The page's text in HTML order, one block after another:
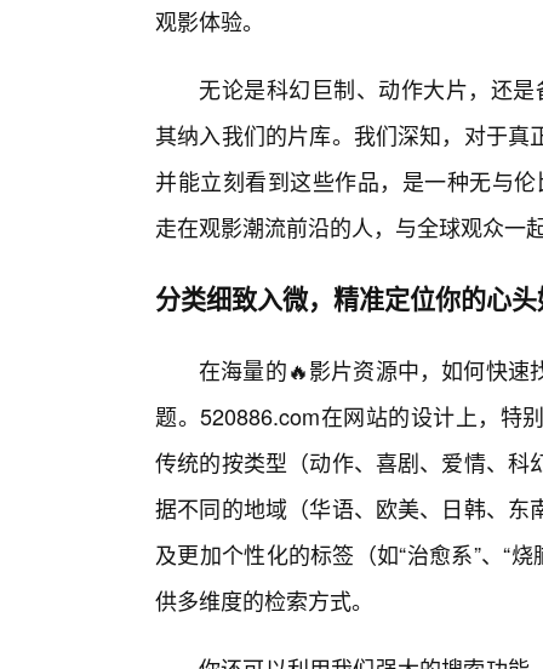
观影体验。
无论是科幻巨制、动作大片，还
其纳入我们的片库。我们深知，对于
并能立刻看到这些作品，是一种无与
走在观影潮流前沿的人，与全球观众一
分类细致入微，精准定位你的心
在海量的🔥影片资源中，如何快速
题。520886.com在网站的设计上，特
传统的按类型（动作、喜剧、爱情、
据不同的地域（华语、欧美、日韩、
及更加个性化的标签（如“治愈系”、“
供多维度的检索方式。